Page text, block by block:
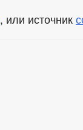
, или источник